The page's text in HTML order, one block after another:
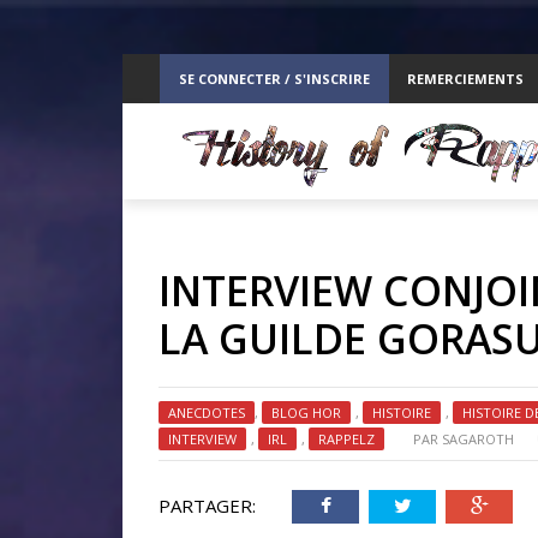
SE CONNECTER / S'INSCRIRE REMERCIEMENTS
INTERVIEW
LA GUILDE
ANECDOTES , BLOG HOR , HISTOIRE , HISTOIRE
INTERVIEW
, IRL , RAPPELZ PAR SAGAROTH
PARTAGER: